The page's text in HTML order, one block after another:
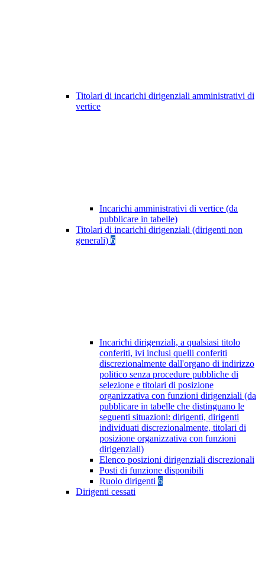
Titolari di incarichi dirigenziali amministrativi di
vertice
Incarichi amministrativi di vertice (da
pubblicare in tabelle)
Titolari di incarichi dirigenziali (dirigenti non
generali) 6
Incarichi dirigenziali, a qualsiasi titolo
conferiti, ivi inclusi quelli conferiti
discrezionalmente dall'organo di indirizzo
politico senza procedure pubbliche di
selezione e titolari di posizione
organizzativa con funzioni dirigenziali (da
pubblicare in tabelle che distinguano le
seguenti situazioni: dirigenti, dirigenti
individuati discrezionalmente, titolari di
posizione organizzativa con funzioni
dirigenziali)
Elenco posizioni dirigenziali discrezionali
Posti di funzione disponibili
Ruolo dirigenti 6
Dirigenti cessati